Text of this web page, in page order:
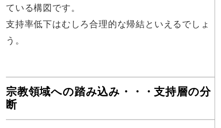
ている構図です。
支持率低下はむしろ合理的な帰結といえるでしょ
う。
宗教領域への踏み込み・・・支持層の分
断